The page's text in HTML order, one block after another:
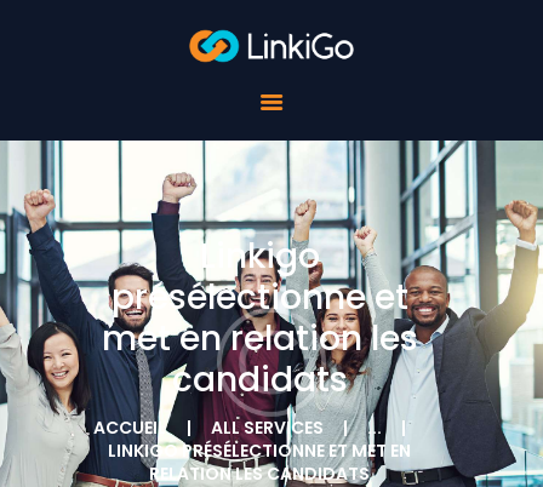
Linkigo
présélectionne et
met en relation les
candidats
ACCUEIL ALL SERVICES
...
LINKIGO PRÉSÉLECTIONNE ET MET EN
RELATION LES CANDIDATS
POUR LES
ENTREPRISES
À PROPOS DE
LINKIGO
CONTACTS